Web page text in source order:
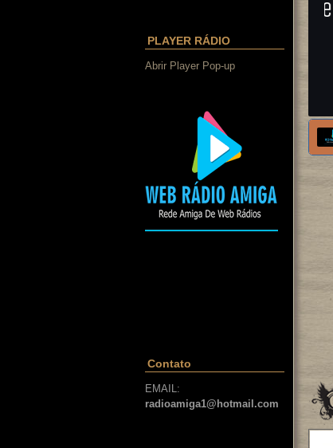
PLAYER RÁDIO
Abrir Player Pop-up
Contato
EMAIL:
radioamiga1@hotmail.com